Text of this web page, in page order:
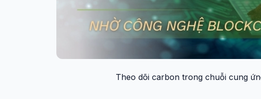
Theo dõi carbon trong chuỗi cung